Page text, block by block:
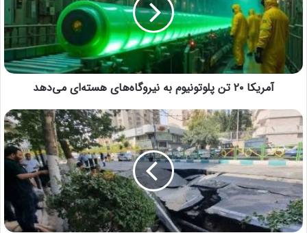
آمریکا ۲۰ تن پلوتونیوم به نیروگاه‌های هسته‌ای می‌دهد